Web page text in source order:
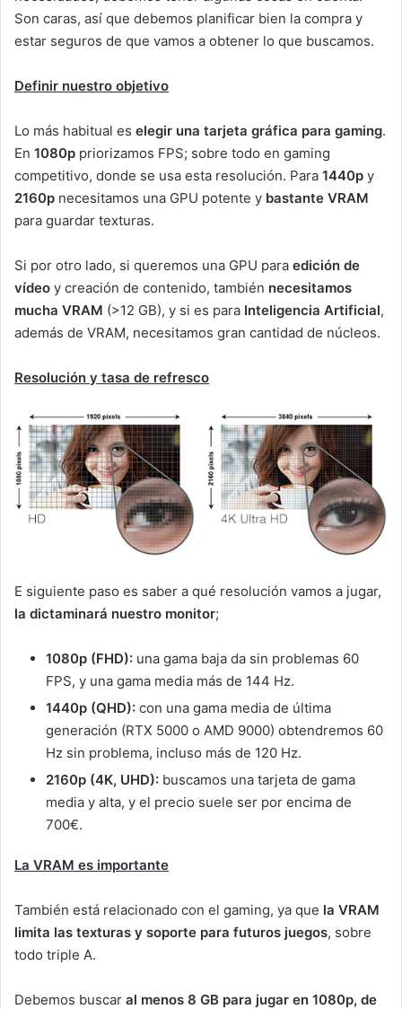
Son caras, así que debemos planificar bien la compra y
estar seguros de que vamos a obtener lo que buscamos.
Definir nuestro objetivo
Lo más habitual es elegir una tarjeta gráfica para gaming.
En 1080p priorizamos FPS; sobre todo en gaming
competitivo, donde se usa esta resolución. Para 1440p y
2160p necesitamos una GPU potente y bastante VRAM
para guardar texturas.
Si por otro lado, si queremos una GPU para edición de
vídeo y creación de contenido, también necesitamos
mucha VRAM (>12 GB), y si es para Inteligencia Artificial,
además de VRAM, necesitamos gran cantidad de núcleos.
Resolución y tasa de refresco
E siguiente paso es saber a qué resolución vamos a jugar,
la dictaminará nuestro monitor;
1080p (FHD): una gama baja da sin problemas 60
FPS, y una gama media más de 144 Hz.
1440p (QHD): con una gama media de última
generación (RTX 5000 o AMD 9000) obtendremos 60
Hz sin problema, incluso más de 120 Hz.
2160p (4K, UHD): buscamos una tarjeta de gama
media y alta, y el precio suele ser por encima de
700€.
La VRAM es importante
También está relacionado con el gaming, ya que la VRAM
limita las texturas y soporte para futuros juegos, sobre
todo triple A.
Debemos buscar al menos 8 GB para jugar en 1080p, de